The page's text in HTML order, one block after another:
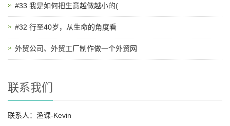
#33 我是如何把生意越做越小的(
#32 行至40岁，从生命的角度看
外贸公司、外贸工厂制作做一个外贸网
联系我们
联系人：渔课-Kevin